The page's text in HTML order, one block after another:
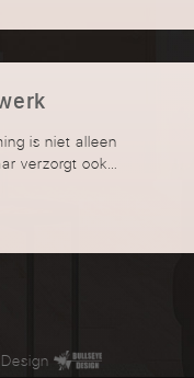
is niet alleen
verzorgt ook…